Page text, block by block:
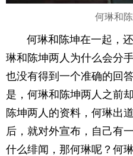
何琳和
何琳和陈坤在一起，
琳和陈坤两人为什么会分
也没有得到一个准确的回
是，何琳和陈坤两人之前
陈坤两人的资料，何琳出
后，就对外宣布，自己有
什么绯闻，那何琳呢？何